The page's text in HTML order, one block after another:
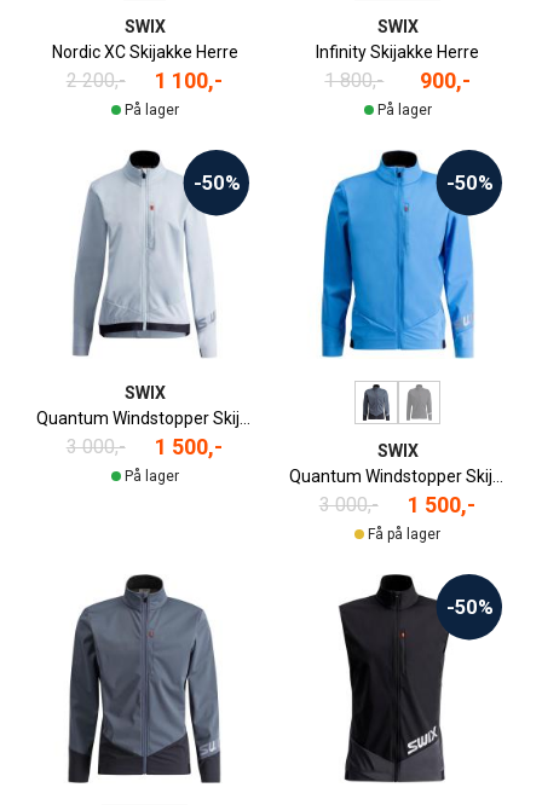
SWIX
Nordic XC Skijakke Herre
2 200,- 1 100,-
På lager
SWIX
Infinity Skijakke Herre
1 800,- 900,-
På lager
-50%
SWIX
3 000,- 1 500,-
På lager
-50%
SWIX
3 000,- 1 500,-
Få på lager
-50%